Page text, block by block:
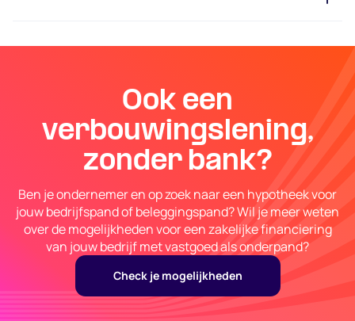
Ook een
verbouwingslening,
zonder bank?
Ben je ondernemer en op zoek naar een hypotheek voor
jouw bedrijfspand of beleggingspand? Wil je meer weten
over de mogelijkheden voor een zakelijke financiering
van jouw bedrijf met vastgoed als onderpand?
Check je mogelijkheden